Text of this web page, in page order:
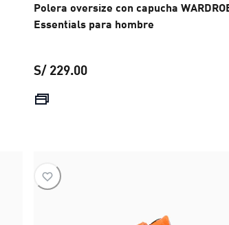
Polera oversize con capucha
Essentials para hombre
S/ 229.00